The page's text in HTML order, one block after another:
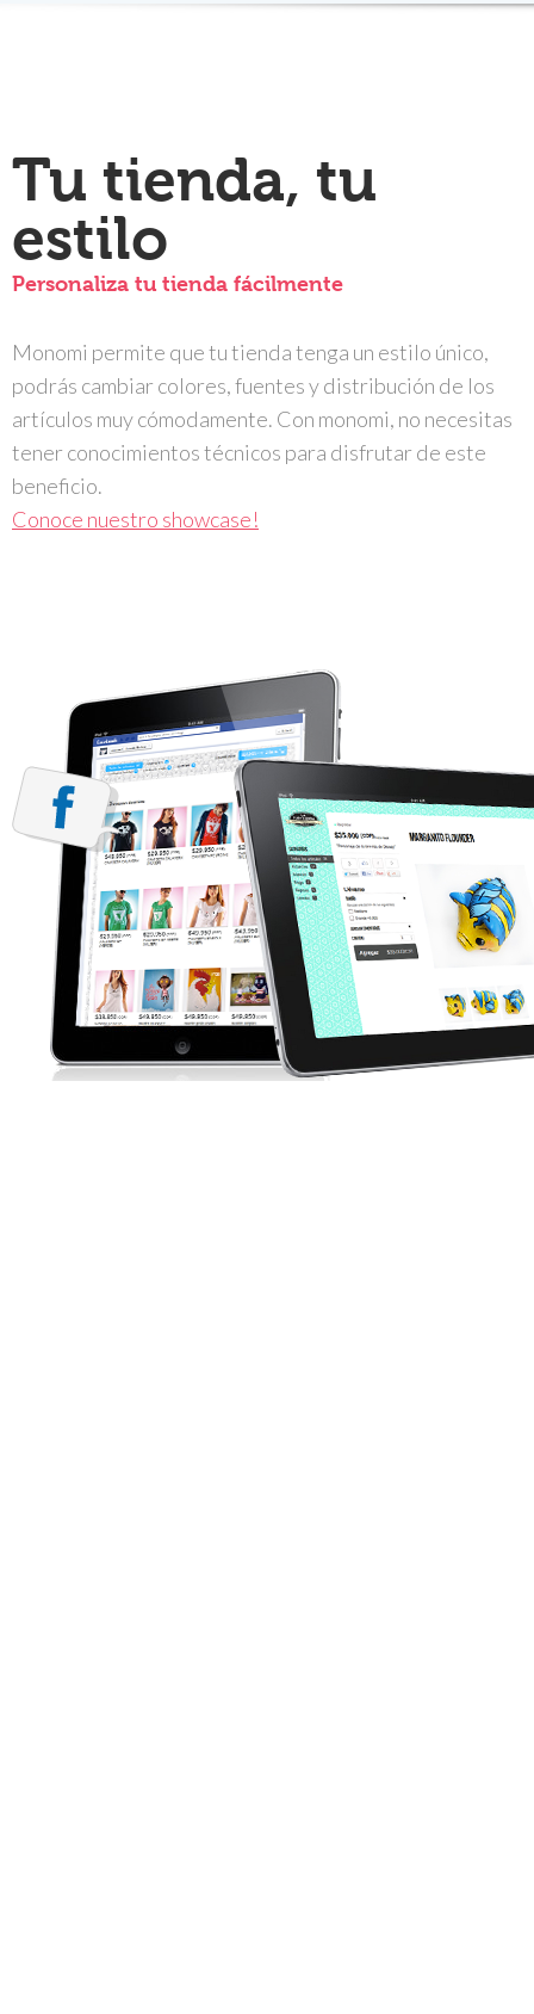
Tu tienda, tu
estilo
Personaliza tu tienda fácilmente
Monomi permite que tu tienda tenga un estilo único,
podrás cambiar colores, fuentes y distribución de los
artículos muy cómodamente. Con monomi, no necesitas
tener conocimientos técnicos para disfrutar de este
beneficio.
Conoce nuestro showcase!